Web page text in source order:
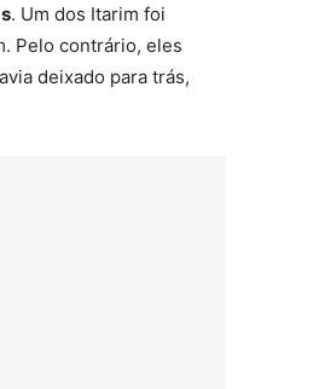
. Um dos Itarim foi
Pelo contrário, eles
deixado para trás,